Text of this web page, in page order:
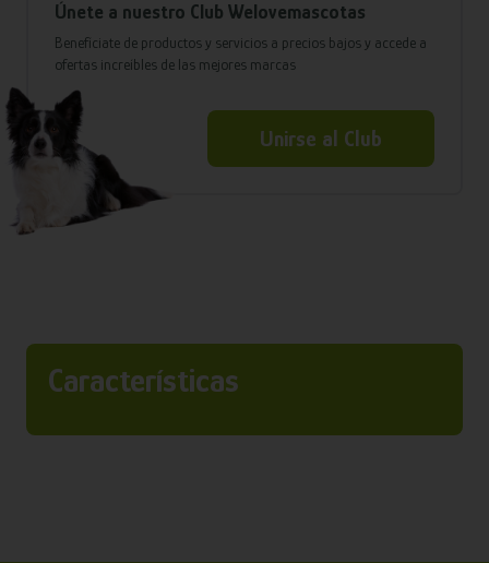
Únete a nuestro Club Welovemascotas
Benefíciate de productos y servicios a precios bajos y accede a
ofertas increíbles de las mejores marcas
Unirse al Club
Características